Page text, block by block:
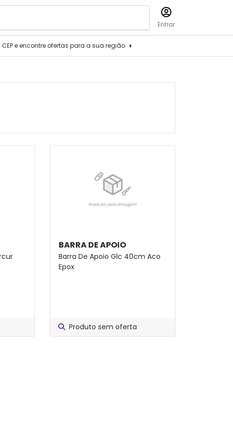
Entrar
CEP e encontre ofertas para a sua região
BARRA DE APOIO
Barra De Apoio Glc 40cm Aco
Epox
Produto sem oferta